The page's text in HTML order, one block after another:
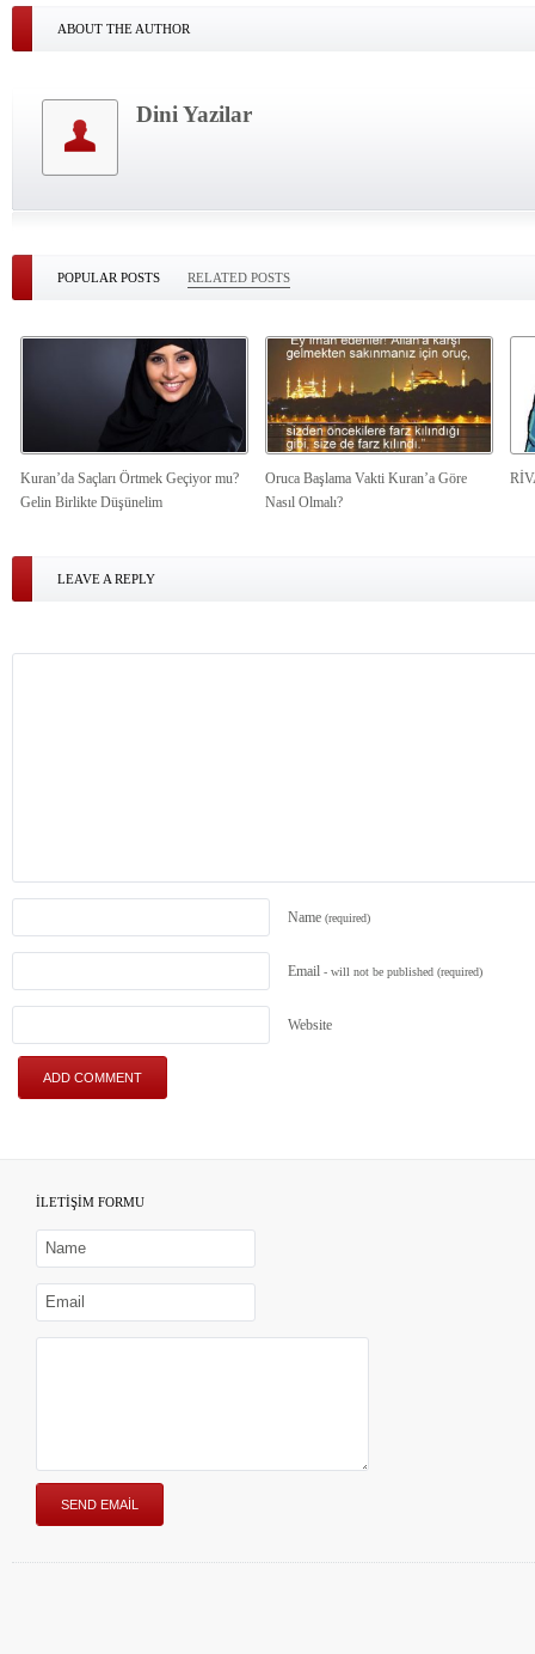
ABOUT THE AUTHOR
Dini Yazilar
POPULAR POSTS RELATED POSTS
Kuran’da Saçları Örtmek Geçiyor mu?
Gelin Birlikte Düşünelim
Oruca Başlama Vakti Kuran’a Göre
Nasıl Olmalı?
LEAVE A REPLY
Name (required)
Email - will not be published (required)
Website
İLETİŞİM FORMU